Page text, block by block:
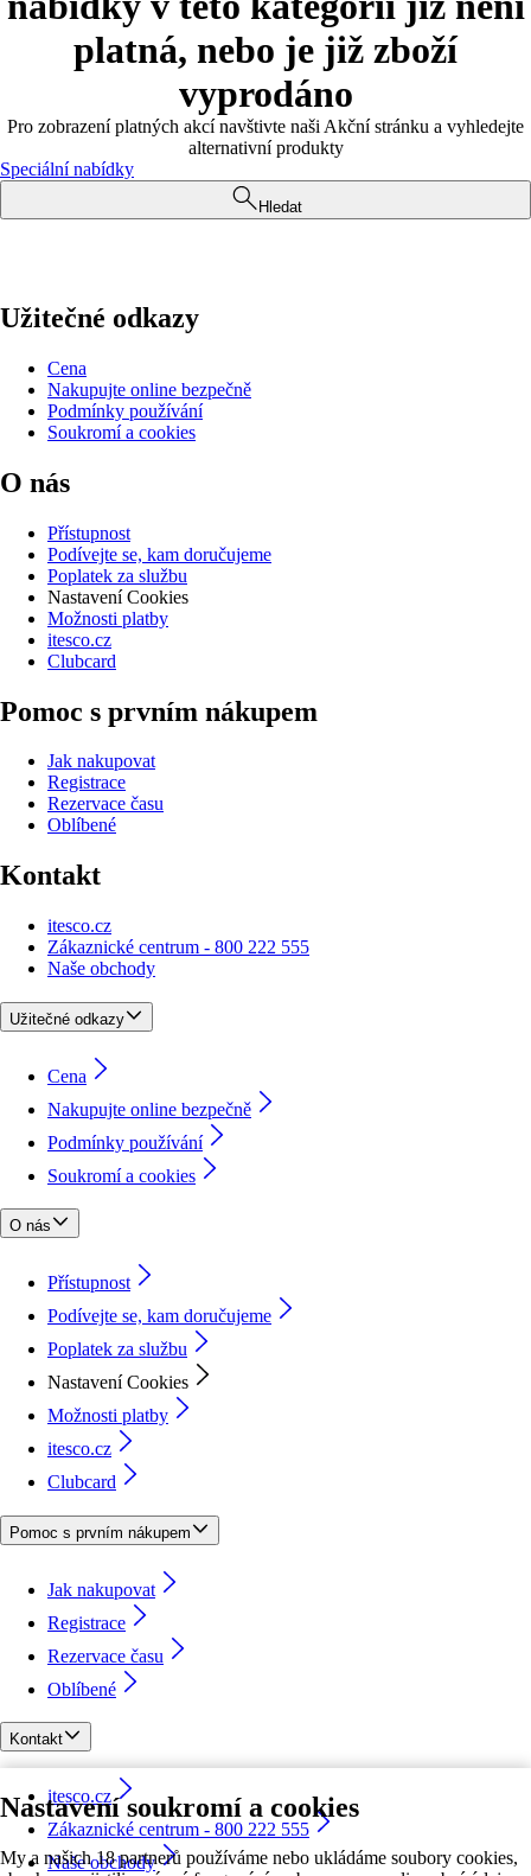
Nastavení soukromí a cookies
My a našich 18 partnerů používáme nebo ukládáme soubory cookies,
platná, nebo je již zboží
vyprodáno
Pro zobrazení platných akcí navštivte naši Akční stránku a vyhledejte
alternativní produkty
Speciální nabídky
Hledat
Užitečné odkazy
Cena
Nakupujte online bezpečně
Podmínky používání
Soukromí a cookies
O nás
Přístupnost
Podívejte se, kam doručujeme
Poplatek za službu
Nastavení Cookies
Možnosti platby
itesco.cz
Clubcard
Pomoc s prvním nákupem
Jak nakupovat
Registrace
Rezervace času
Oblíbené
Kontakt
itesco.cz
Zákaznické centrum - 800 222 555
Naše obchody
Užitečné odkazy
Cena
Nakupujte online bezpečně
Podmínky používání
Soukromí a cookies
O nás
Přístupnost
Podívejte se, kam doručujeme
Poplatek za službu
Nastavení Cookies
Možnosti platby
itesco.cz
Clubcard
Pomoc s prvním nákupem
Jak nakupovat
Registrace
Rezervace času
Oblíbené
Kontakt
itesco.cz
Zákaznické centrum - 800 222 555
Naše obchody